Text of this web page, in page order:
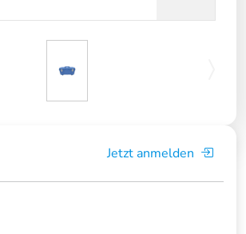
Jetzt anmelden